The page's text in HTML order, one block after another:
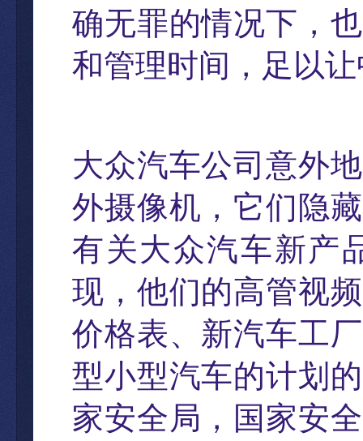
确无罪的情况下 ，
和管理时间 ， 足以
大众汽车公司意外
外摄像机，它们隐
有关大众汽车新产
现，他们的高管视
价格表、新汽车工
型小型汽车的计划
家安全局，国家安